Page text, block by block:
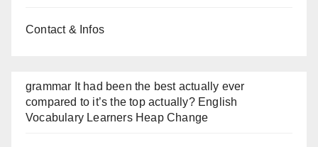
Contact & Infos
grammar It had been the best actually ever
compared to it’s the top actually? English
Vocabulary Learners Heap Change